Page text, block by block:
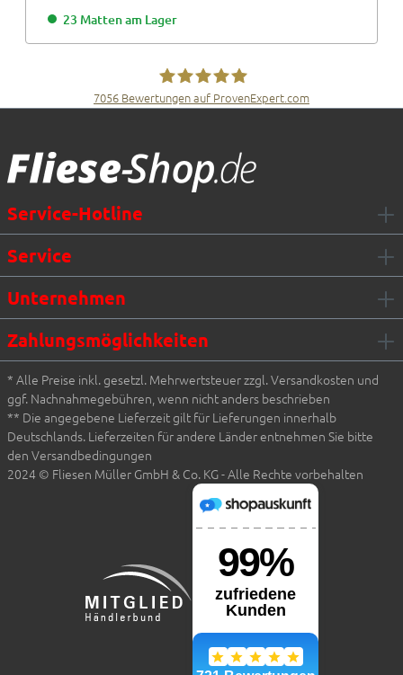
23 Matten am Lager
7056 Bewertungen auf ProvenExpert.com
Service-Hotline
Service
Unternehmen
Zahlungsmöglichkeiten
* Alle Preise inkl. gesetzl. Mehrwertsteuer zzgl. Versandkosten und
ggf. Nachnahmegebühren, wenn nicht anders beschrieben
** Die angegebene Lieferzeit gilt für Lieferungen innerhalb
Deutschlands. Lieferzeiten für andere Länder entnehmen Sie bitte
den Versandbedingungen
2024 © Fliesen Müller GmbH & Co. KG - Alle Rechte vorbehalten